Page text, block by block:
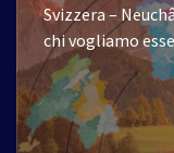
Svizzera –
chi vogliamo